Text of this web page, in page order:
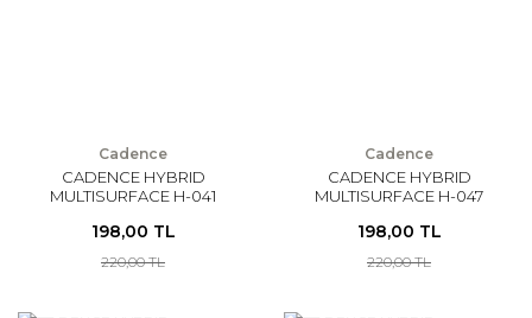
Cadence
CADENCE HYBRID
MULTISURFACE H-041
198,00 TL
220,00 TL
Cadence
CADENCE HYBRID
MULTISURFACE H-047
198,00 TL
220,00 TL